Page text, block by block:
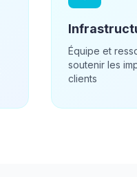
Équipe et
soutenir les
clients